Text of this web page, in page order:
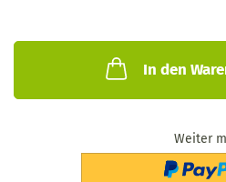
In den
Weiter